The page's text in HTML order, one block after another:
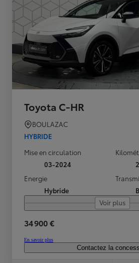
Toyota C-HR
BOULAZAC
HYBRIDE
Mise en circulation
03-2024
Energie
Hybride
Voir plus
34 900 €
En savoir plus
Contactez la